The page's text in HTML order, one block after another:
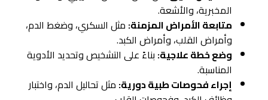
المخبرية، والأشعة.
متابعة الأمراض المزمنة: مثل السكري، وضغط الدم،
وأمراض القلب، وأمراض الكبد.
وضع خطة علاجية: بناءً على التشخيص وتحديد الأدوية
المناسبة.
إجراء فحوصات طبية دورية: مثل تحاليل الدم، واختبار